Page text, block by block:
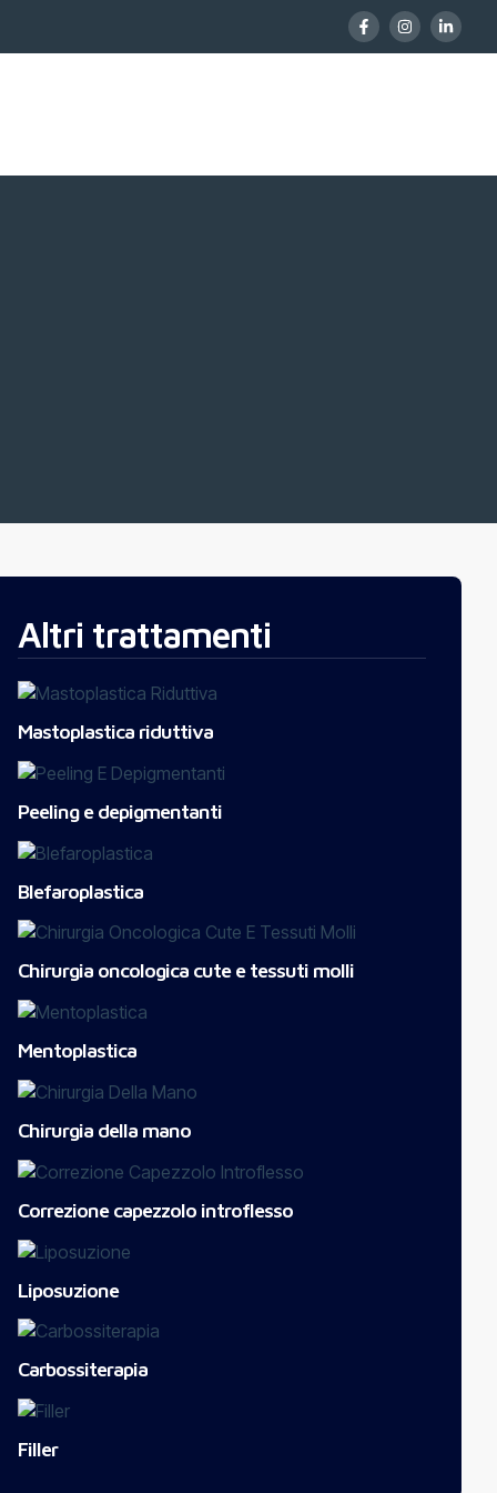
Altri trattamenti
Mastoplastica riduttiva
Peeling e depigmentanti
Blefaroplastica
Chirurgia oncologica cute e tessuti molli
Mentoplastica
Chirurgia della mano
Correzione capezzolo introflesso
Liposuzione
Carbossiterapia
Filler